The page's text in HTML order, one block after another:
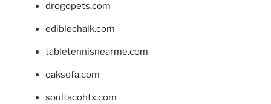
drogopets.com
ediblechalk.com
tabletennisnearme.com
oaksofa.com
soultacohtx.com